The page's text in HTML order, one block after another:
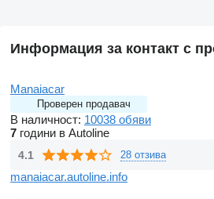
Информация за контакт с
Manaiacar
Проверен продавач
В наличност: 10038 обяви
7 години в Autoline
4.1 28 отзива
manaiacar.autoline.info